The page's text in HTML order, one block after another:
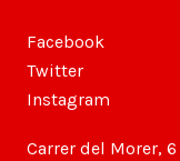
Facebook
Twitter
Instagram
Carrer del Morer, 6